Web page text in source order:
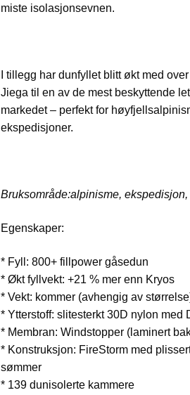
miste isolasjonsevnen.
I tillegg har dunfyllet blitt økt med
Jiega til en av de mest beskyttende
markedet – perfekt for
ekspedisjoner.
Bruksområde:alpinisme,
Egenskaper:
* Fyll: 800+ fillpower gåsedun
* Økt fyllvekt: +21 % mer enn Kryos
* Vekt: kommer (avhengig av
* Ytterstoff: slitesterkt 30D nylon med
* Membran: Windstopper (laminert
* Konstruksjon: FireStorm med
sømmer
* 139 dunisolerte kammere